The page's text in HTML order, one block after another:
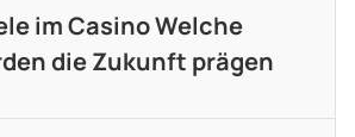
im Casino Welche
die Zukunft prägen